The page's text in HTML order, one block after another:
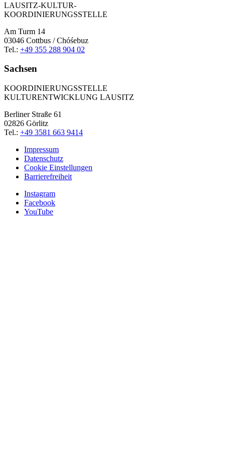
LAUSITZ-KULTUR-
KOORDINIERUNGSSTELLE
Am Turm 14
03046 Cottbus / Chóśebuz
Tel.: +49 355 288 904 02
Sachsen
KOORDINIERUNGSSTELLE
KULTURENTWICKLUNG LAUSITZ
Berliner Straße 61
02826 Görlitz
Tel.: +49 3581 663 9414
Impressum
Datenschutz
Cookie Einstellungen
Barrierefreiheit
Instagram
Facebook
YouTube